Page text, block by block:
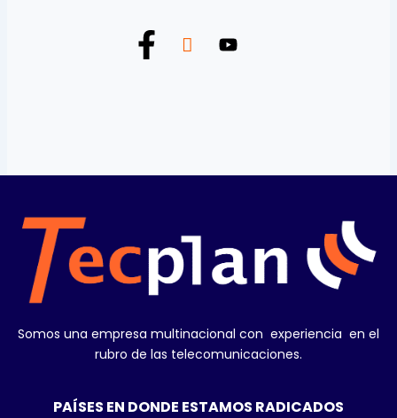
Somos una empresa multinacional con experiencia en el
rubro de las telecomunicaciones.
PAÍSES EN DONDE ESTAMOS RADICADOS